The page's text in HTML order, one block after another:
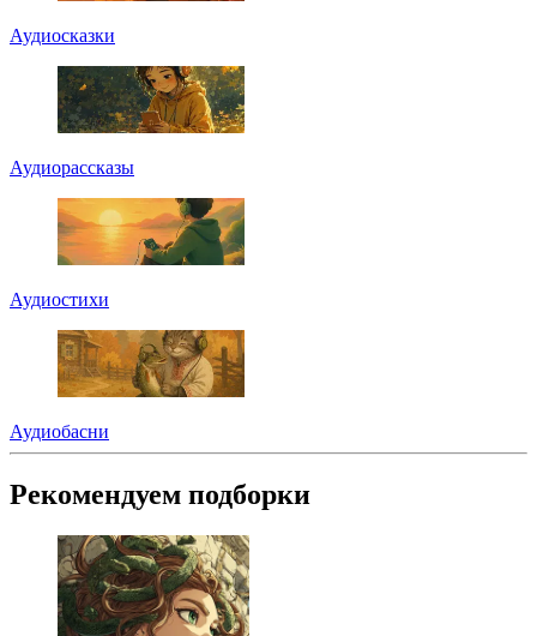
Аудиосказки
Аудиорассказы
Аудиостихи
Аудиобасни
Рекомендуем подборки